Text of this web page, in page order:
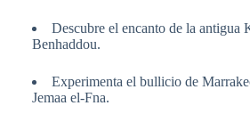
Descubre el encanto de la antigua
Benhaddou.
Experimenta el bullicio de
Jemaa el-Fna.